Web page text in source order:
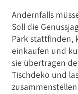
Andernfalls
Soll die
Park stattfinden,
einkaufen und
sie übertragen
Tischdeko und